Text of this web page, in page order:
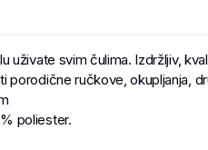
uživate svim čulima. Izdržljiv,
porodične ručkove, okupljanja,
poliester.